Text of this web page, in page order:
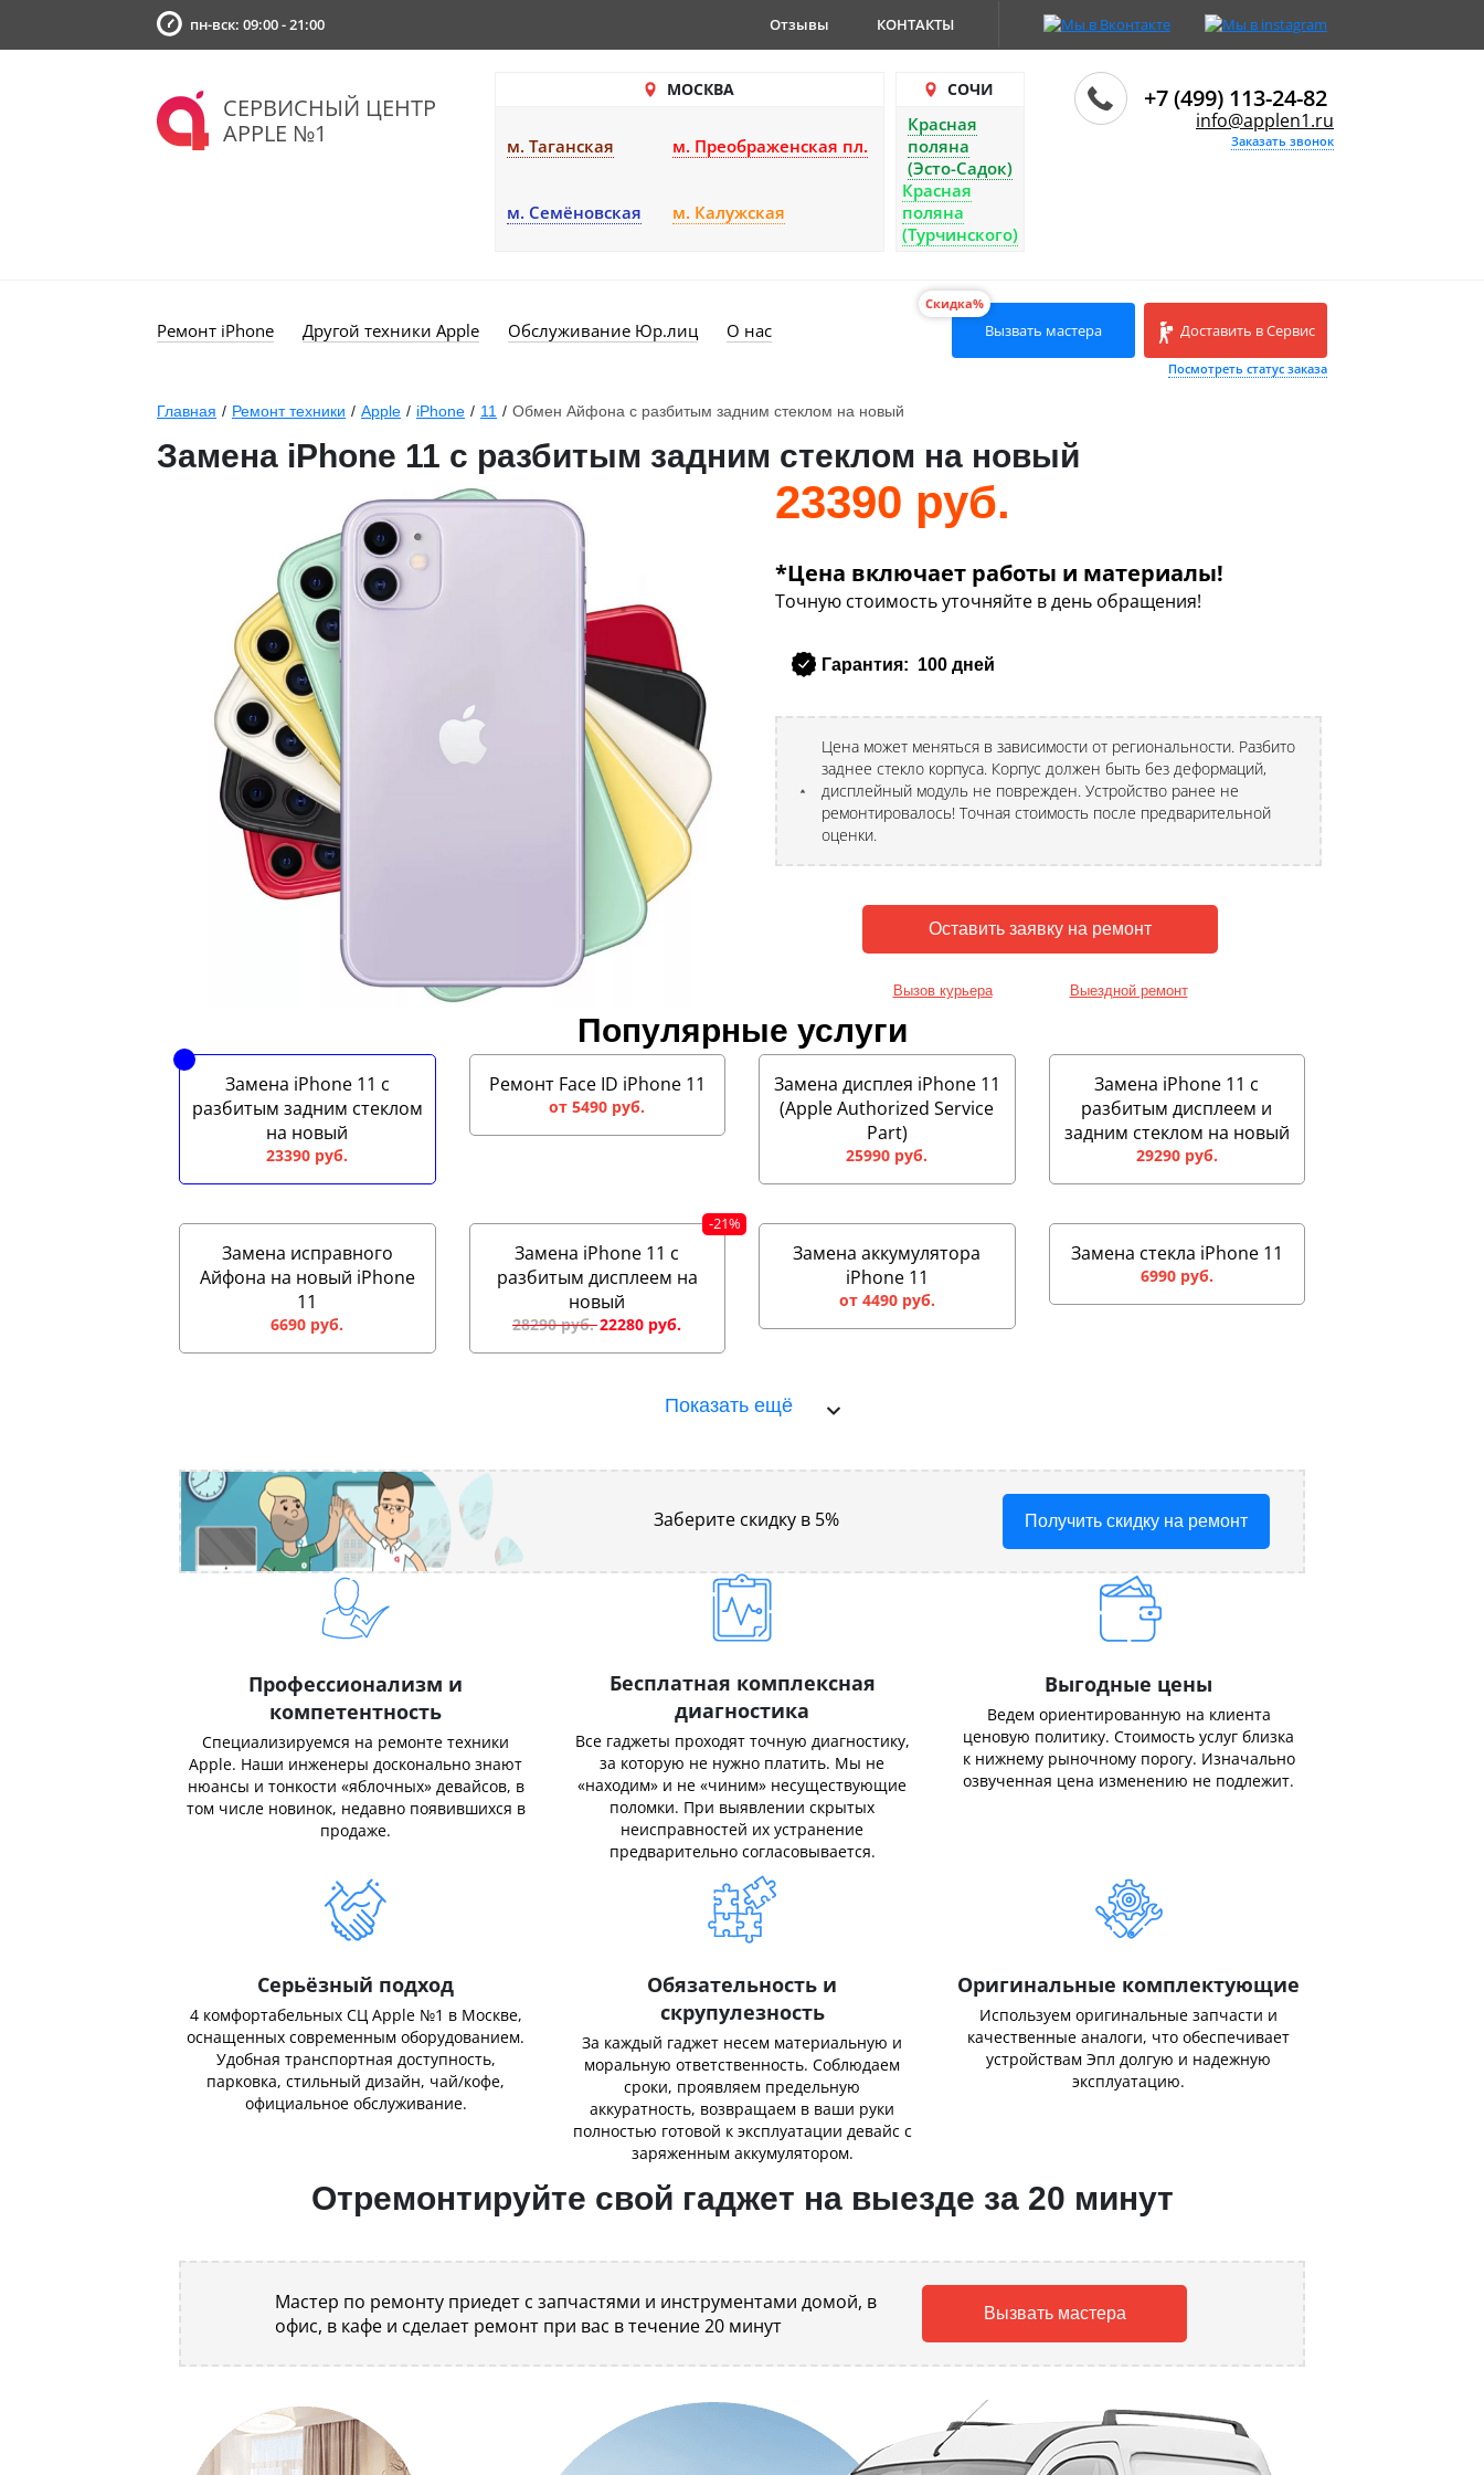
пн-вск: 09:00 - 21:00 Отзывы КОНТАКТЫ
СЕРВИСНЫЙ ЦЕНТР
APPLE №1
МОСКВА
м. Таганская м. Преображенская пл.
м. Семёновская м. Калужская
СОЧИ
Красная
поляна
(Эсто-Садок)
Красная
поляна
(Турчинского)
+7 (499) 113-24-82
info@applen1.ru
Заказать звонок
Ремонт iPhone Другой техники Apple Обслуживание Юр.лиц О нас
Скидка%
Вызвать мастера Доставить в Сервис
Посмотреть статус заказа
Главная / Ремонт техники / Apple / iPhone / 11 / Обмен Айфона с разбитым задним стеклом на новый
Замена iPhone 11 с разбитым задним стеклом на новый
23390 руб.
*Цена включает работы и материалы!
Точную стоимость уточняйте в день обращения!
Гарантия: 100 дней
Цена может меняться в зависимости от региональности. Разбито
заднее стекло корпуса. Корпус должен быть без деформаций,
дисплейный модуль не поврежден. Устройство ранее не
ремонтировалось! Точная стоимость после предварительной
оценки.
Вызов курьера Выездной ремонт
Популярные услуги
Замена iPhone 11 с
разбитым задним стеклом
на новый
23390 руб.
Ремонт Face ID iPhone 11
от 5490 руб.
Замена дисплея iPhone 11
(Apple Authorized Service
Part)
25990 руб.
Замена iPhone 11 с
разбитым дисплеем и
задним стеклом на новый
29290 руб.
Замена исправного
Айфона на новый iPhone
11
6690 руб.
Замена iPhone 11 с
разбитым дисплеем на
новый
28290 руб.
Замена аккумулятора
iPhone 11
от 4490 руб.
Замена стекла iPhone 11
6990 руб.
Показать ещё
Заберите скидку в 5% Получить скидку на ремонт
Профессионализм и
компетентность
Специализируемся на ремонте техники
Apple. Наши инженеры досконально знают
нюансы и тонкости «яблочных» девайсов, в
том числе новинок, недавно появившихся в
продаже.
Бесплатная комплексная
диагностика
Все гаджеты проходят точную диагностику,
за которую не нужно платить. Мы не
«находим» и не «чиним» несуществующие
поломки. При выявлении скрытых
неисправностей их устранение
предварительно согласовывается.
Выгодные цены
Ведем ориентированную на клиента
ценовую политику. Стоимость услуг близка
к нижнему рыночному порогу. Изначально
озвученная цена изменению не подлежит.
Серьёзный подход
4 комфортабельных СЦ Apple №1 в Москве,
оснащенных современным оборудованием.
Удобная транспортная доступность,
парковка, стильный дизайн, чай/кофе,
официальное обслуживание.
Обязательность и
скрупулезность
За каждый гаджет несем материальную и
моральную ответственность. Соблюдаем
сроки, проявляем предельную
аккуратность, возвращаем в ваши руки
полностью готовой к эксплуатации девайс с
заряженным аккумулятором.
Оригинальные комплектующие
Используем оригинальные запчасти и
качественные аналоги, что обеспечивает
устройствам Эпл долгую и надежную
эксплуатацию.
Отремонтируйте свой гаджет на выезде за 20 минут
Мастер по ремонту приедет с запчастями и инструментами домой, в
офис, в кафе и сделает ремонт при вас в течение 20 минут
Вызвать мастера